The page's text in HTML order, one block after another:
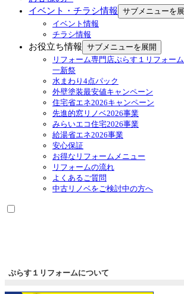
イベント・チラシ情報 サブメニューを
イベント情報
チラシ情報
お役立ち情報 サブメニューを展開
リフォーム専門店ぷらす１リフォー
一新祭
水まわり4点パック
外壁塗装最安値キャンペーン
住宅省エネ2026キャンペーン
先進的窓リノベ2026事業
みらいエコ住宅2026事業
給湯省エネ2026事業
安心保証
お得なリフォームメニュー
リフォームの流れ
よくあるご質問
中古リノベをご検討中の方へ
ぷらす１リフォームについて